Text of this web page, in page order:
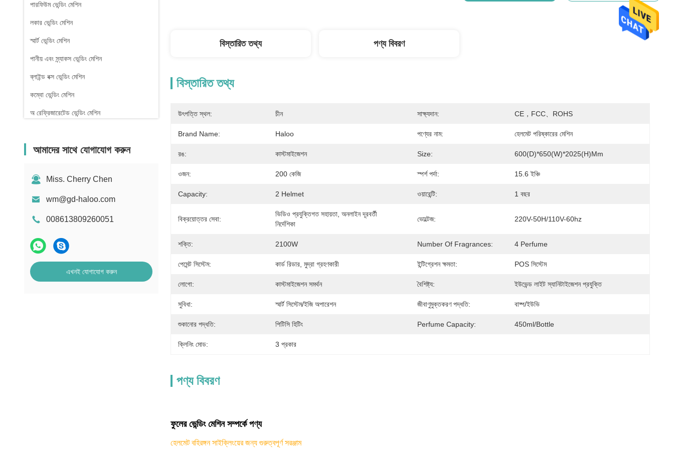
পারফিউম ভেন্ডিং মেশিন
লকার ভেন্ডিং মেশিন
স্মার্ট ভেন্ডিং মেশিন
পানীয় এবং স্ন্যাকস ভেন্ডিং মেশিন
ব্লাইন্ড বক্স ভেন্ডিং মেশিন
কম্বো ভেন্ডিং মেশিন
অ রেফ্রিজারেটেড ভেন্ডিং মেশিন
তরল ডিটারজেন্ট ভেন্ডিং মেশিন
সেক্স টয় ভেন্ডিং মেশিন
নখ বিক্রয় মেশিন
আমাদের সাথে যোগাযোগ করুন
Miss. Cherry Chen
wm@gd-haloo.com
008613809260051
এখনই যোগাযোগ করুন
বিস্তারিত তথ্য পণ্য বিবরণ
বিস্তারিত তথ্য
উৎপত্তি স্থল: চীন সাক্ষ্যদান: CE，FCC、ROHS
Brand Name: Haloo পণ্যের নাম: হেলমেট পরিষ্কারের মেশিন
রঙ: কাস্টমাইজেশন Size: 600(D)*650(W)*2025(H)mm
ওজন: 200 কেজি স্পর্শ পর্দা: 15.6 ইঞ্চি
Capacity: 2 Helmet ওয়ারেন্টি: 1 বছর
বিক্রয়োত্তর সেবা:
ভিডিও প্রযুক্তিগত সহায়তা, অনলাইন দূরবর্তী
নির্দেশিকা
ভোল্টেজ: 220V-50H/110V-60hz
শক্তি: 2100W Number Of Fragrances: 4 Perfume
পেমেন্ট সিস্টেম: কার্ড রিডার, মুদ্রা গ্রহণকারী ইন্টিগ্রেশন ক্ষমতা: POS সিস্টেম
লোগো: কাস্টমাইজেশন সমর্থন বৈশিষ্ট্য: ইউভেন্ড লাইট স্যানিটাইজেশন প্রযুক্তি
সুবিধা: স্মার্ট সিস্টেম/ইজি অপারেশন জীবাণুমুক্তকরণ পদ্ধতি: বাষ্প/ইউভি
শুকানোর পদ্ধতি: পিটিসি হিটিং Perfume Capacity: 450ml/bottle
ক্লিনিং মোড: 3 প্রকার
পণ্য বিবরণ
ফুলের ভেন্ডিং মেশিন সম্পর্কে পণ্য
হেলমেট বহিরঙ্গন সাইক্লিংয়ের জন্য গুরুত্বপূর্ণ সরঞ্জাম